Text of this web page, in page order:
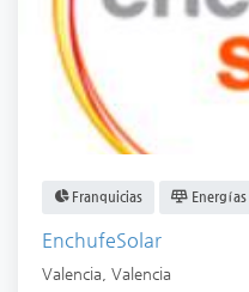
Franquicias
EnchufeSolar
Valencia Valencia